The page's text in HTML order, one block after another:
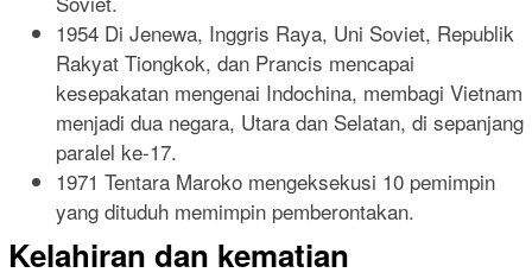
1954 Di Jenewa, Inggris Raya, Uni Soviet, Republik
Rakyat Tiongkok, dan Prancis mencapai
kesepakatan mengenai Indochina, membagi Vietnam
menjadi dua negara, Utara dan Selatan, di sepanjang
paralel ke-17.
1971 Tentara Maroko mengeksekusi 10 pemimpin
yang dituduh memimpin pemberontakan.
Kelahiran dan kematian